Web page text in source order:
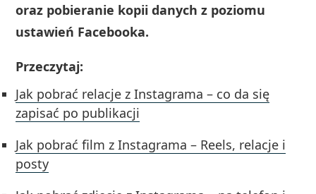
oraz pobieranie kopii danych z poziomu
ustawień Facebooka.
Przeczytaj:
Jak pobrać relacje z Instagrama – co da się
zapisać po publikacji
Jak pobrać film z Instagrama – Reels, relacje i
posty